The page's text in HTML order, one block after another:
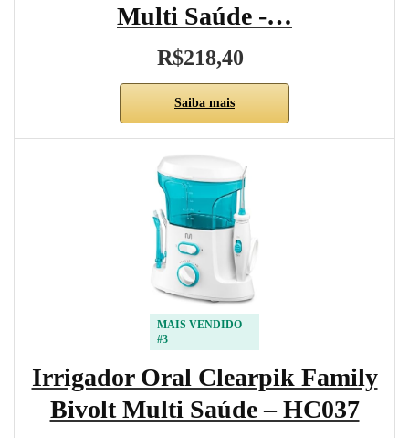
Multi Saúde -…
R$218,40
Saiba mais
MAIS VENDIDO
#3
Irrigador Oral Clearpik Family
Bivolt Multi Saúde – HC037